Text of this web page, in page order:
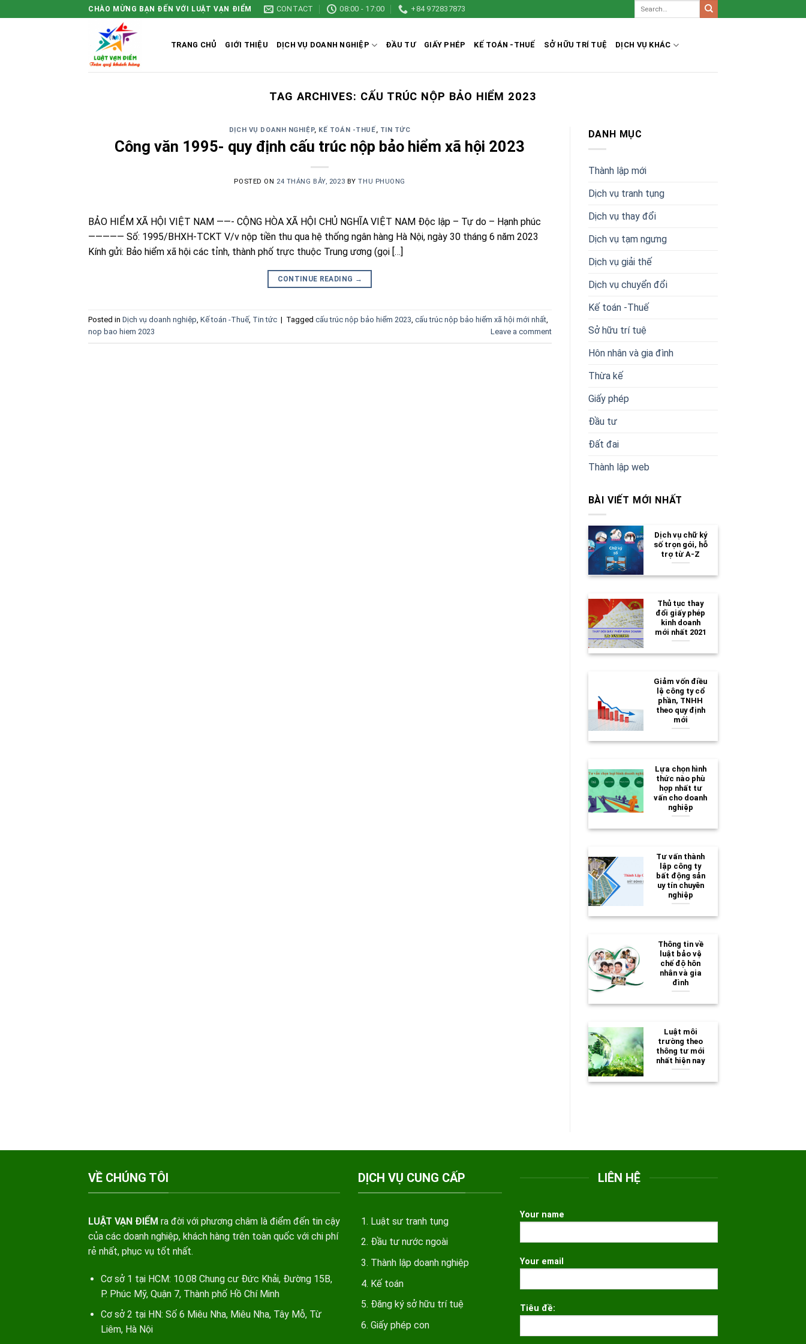
to
CHÀO MỪNG BẠN ĐẾN VỚI LUẬT VẠN ĐIỂM CONTACT 08:00 - 17:00 +84 972837873
TRANG CHỦ GIỚI THIỆU DỊCH VỤ DOANH NGHIỆP ĐẦU TƯ GIẤY PHÉP KẾ TOÁN -THUẾ SỞ HỮU TRÍ TUỆ DỊCH VỤ KHÁC
TAG ARCHIVES: CẤU TRÚC NỘP BẢO HIỂM 2023
DỊCH VỤ DOANH NGHIỆP, KẾ TOÁN -THUẾ, TIN TỨC
Công văn 1995- quy định cấu trúc nộp bảo hiểm xã hội 2023
POSTED ON 24 THÁNG BẢY, 2023 BYTHU PHUONG
BẢO HIỂM XÃ HỘI VIỆT NAM ——- CỘNG HÒA XÃ HỘI CHỦ NGHĨA VIỆT NAM Độc lập – Tự do – Hạnh phúc
————— Số: 1995/BHXH-TCKT V/v nộp tiền thu qua hệ thống ngân hàng Hà Nội, ngày 30 tháng 6 năm 2023
Kính gửi: Bảo hiểm xã hội các tỉnh, thành phố trực thuộc Trung ương (gọi […]
CONTINUE READING →
Posted in Dịch vụ doanh nghiệp, Kế toán -Thuế, Tin tức | Tagged cấu trúc nộp bảo hiểm 2023, cấu trúc nộp bảo hiểm xã hội mới nhất,
nop bao hiem 2023
Leave a comment
DANH MỤC
Thành lập mới
Dịch vụ tranh tụng
Dịch vụ thay đổi
Dịch vụ tạm ngưng
Dịch vụ giải thế
Dịch vụ chuyển đổi
Kế toán -Thuế
Sở hữu trí tuệ
Hôn nhân và gia đình
Thừa kế
Giấy phép
Đầu tư
Đất đai
Thành lập web
BÀI VIẾT MỚI NHẤT
Dịch vụ chữ ký
số trọn gói, hỗ
trợ từ A-Z
Thủ tục thay
đổi giấy phép
kinh doanh
mới nhất 2021
Giảm vốn điều
lệ công ty cổ
phần, TNHH
theo quy định
mới
Lựa chọn hình
thức nào phù
hợp nhất tư
vấn cho doanh
nghiệp
Tư vấn thành
lập công ty
bất động sản
uy tín chuyên
nghiệp
Thông tin về
luật bảo vệ
chế độ hôn
nhân và gia
đình
Luật môi
trường theo
thông tư mới
nhất hiện nay
VỀ CHÚNG TÔI
LUẬT VẠN ĐIỂM ra đời với phương châm là điểm đến tin cậy
của các doanh nghiệp, khách hàng trên toàn quốc với chi phí
rẻ nhất, phục vụ tốt nhất.
Cơ sở 1 tại HCM: 10.08 Chung cư Đức Khải, Đường 15B,
P. Phúc Mỹ, Quận 7, Thành phố Hồ Chí Minh
Cơ sở 2 tại HN: Số 6 Miêu Nha, Miêu Nha, Tây Mỗ, Từ
Liêm, Hà Nội
DỊCH VỤ CUNG CẤP
Luật sư tranh tụng
Đầu tư nước ngoài
Thành lập doanh nghiệp
Kế toán
Đăng ký sở hữu trí tuệ
Giấy phép con
LIÊN HỆ
Your name
Your email
Tiêu đề: